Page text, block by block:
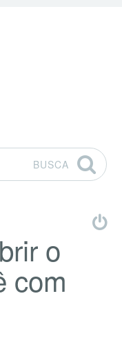
BUSCA
o
com